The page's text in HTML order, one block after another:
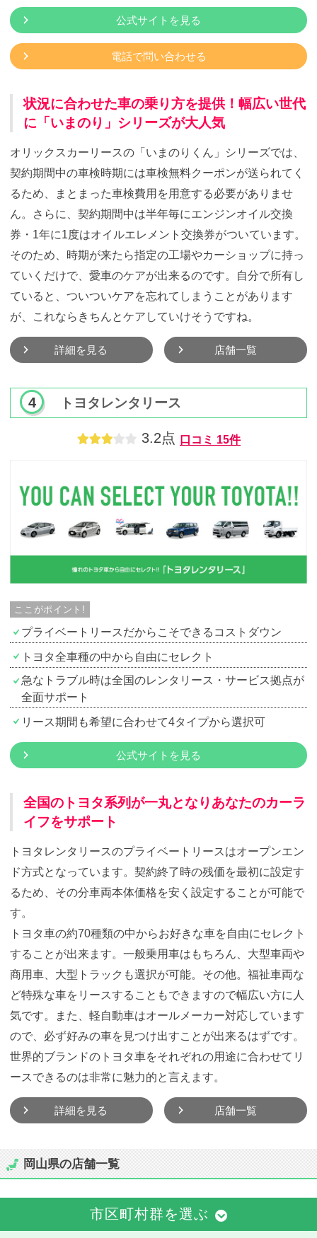
公式サイトを見る
電話で問い合わせる
状況に合わせた車の乗り方を提供！幅広い世代
に「いまのり」シリーズが大人気
オリックスカーリースの「いまのりくん」シリーズでは、
契約期間中の車検時期には車検無料クーポンが送られてく
るため、まとまった車検費用を用意する必要がありませ
ん。さらに、契約期間中は半年毎にエンジンオイル交換
券・1年に1度はオイルエレメント交換券がついています。
そのため、時期が来たら指定の工場やカーショップに持っ
ていくだけで、愛車のケアが出来るのです。自分で所有し
ていると、ついついケアを忘れてしまうことがあります
が、これならきちんとケアしていけそうですね。
詳細を見る 店舗一覧
トヨタレンタリース
3.2点 口コミ 15件
ここがポイント!
プライベートリースだからこそできるコストダウン
トヨタ全車種の中から自由にセレクト
急なトラブル時は全国のレンタリース・サービス拠点が
全面サポート
リース期間も希望に合わせて4タイプから選択可
公式サイトを見る
全国のトヨタ系列が一丸となりあなたのカーラ
イフをサポート
トヨタレンタリースのプライベートリースはオープンエン
ド方式となっています。契約終了時の残価を最初に設定す
るため、その分車両本体価格を安く設定することが可能で
す。
トヨタ車の約70種類の中からお好きな車を自由にセレクト
することが出来ます。一般乗用車はもちろん、大型車両や
商用車、大型トラックも選択が可能。その他。福祉車両な
ど特殊な車をリースすることもできますので幅広い方に人
気です。また、軽自動車はオールメーカー対応しています
ので、必ず好みの車を見つけ出すことが出来るはずです。
世界的ブランドのトヨタ車をそれぞれの用途に合わせてリ
ースできるのは非常に魅力的と言えます。
詳細を見る 店舗一覧
岡山県の店舗一覧
市区町村群を選ぶ